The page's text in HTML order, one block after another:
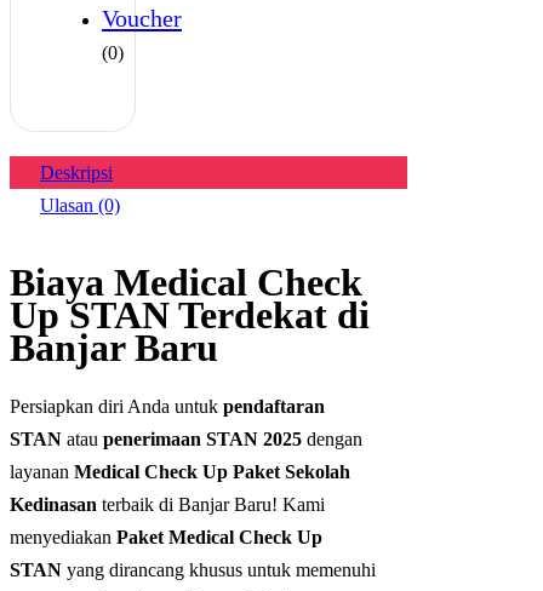
Voucher
(0)
Deskripsi
Ulasan (0)
Biaya Medical Check
Up STAN Terdekat di
Banjar Baru
Persiapkan diri Anda untuk pendaftaran
STAN atau penerimaan STAN 2025 dengan
layanan Medical Check Up Paket Sekolah
Kedinasan terbaik di Banjar Baru! Kami
menyediakan Paket Medical Check Up
STAN yang dirancang khusus untuk memenuhi